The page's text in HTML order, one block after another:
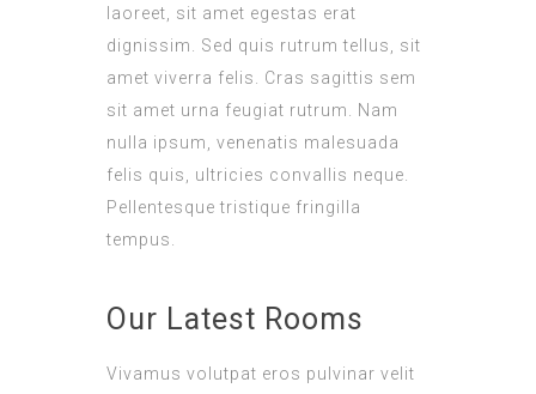
laoreet, sit amet egestas erat
dignissim. Sed quis rutrum tellus, sit
amet viverra felis. Cras sagittis sem
sit amet urna feugiat rutrum. Nam
nulla ipsum, venenatis malesuada
felis quis, ultricies convallis neque.
Pellentesque tristique fringilla
tempus.
Our Latest Rooms
Vivamus volutpat eros pulvinar velit